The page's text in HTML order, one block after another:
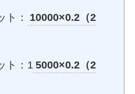
ト：
10000×0.2（2
ト：1 5000×0.2（2